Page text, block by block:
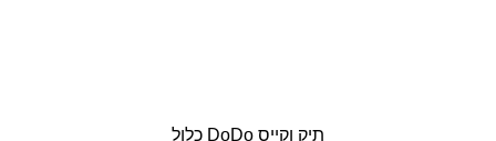
תיק וקייס DoDo כלול